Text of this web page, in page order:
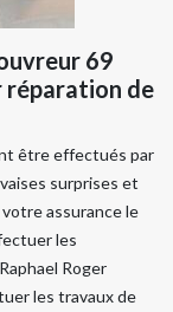
69
de
être effectués par
surprises et
assurance le
les
Roger
les travaux de